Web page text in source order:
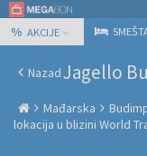
% AKCIJE
Nazad
Mađarska
lokacija u blizini World